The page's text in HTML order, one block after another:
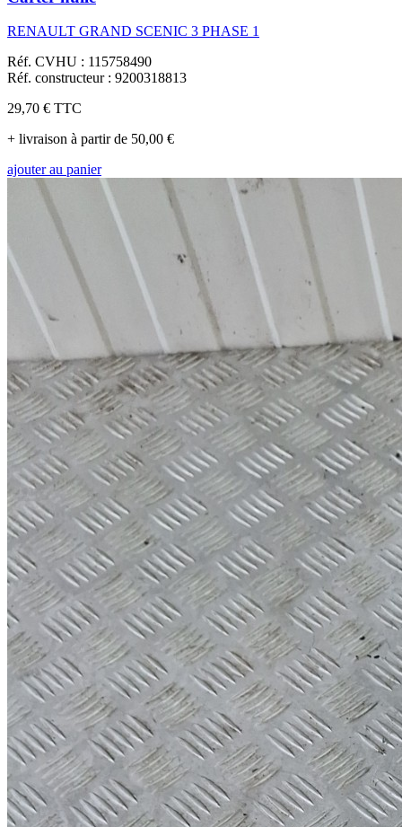
RENAULT GRAND SCENIC 3 PHASE 1
Réf. CVHU : 115758490
Réf. constructeur : 9200318813
29,70 € TTC
+ livraison à partir de 50,00 €
ajouter au panier